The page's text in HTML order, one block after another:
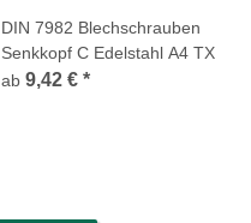
DIN 7982 Blechschrauben
Senkkopf C Edelstahl A4 TX
ab 9,42 € *